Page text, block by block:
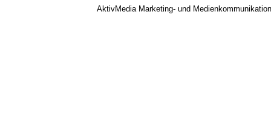
AktivMedia Marketing- und